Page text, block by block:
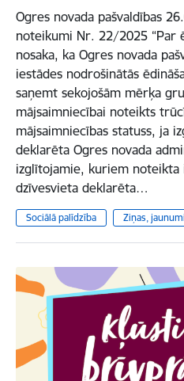
Ogres novada pašvaldības
noteikumi Nr. 22/2025 “Par
nosaka, ka Ogres novada
iestādes nodrošinātās
saņemt sekojošām mērķa
mājsaimniecībai noteikts
mājsaimniecības statuss, ja
deklarēta Ogres novada
izglītojamie, kuriem
dzīvesvieta deklarēta…
Sociālā palīdzība Ziņas, jaunumi